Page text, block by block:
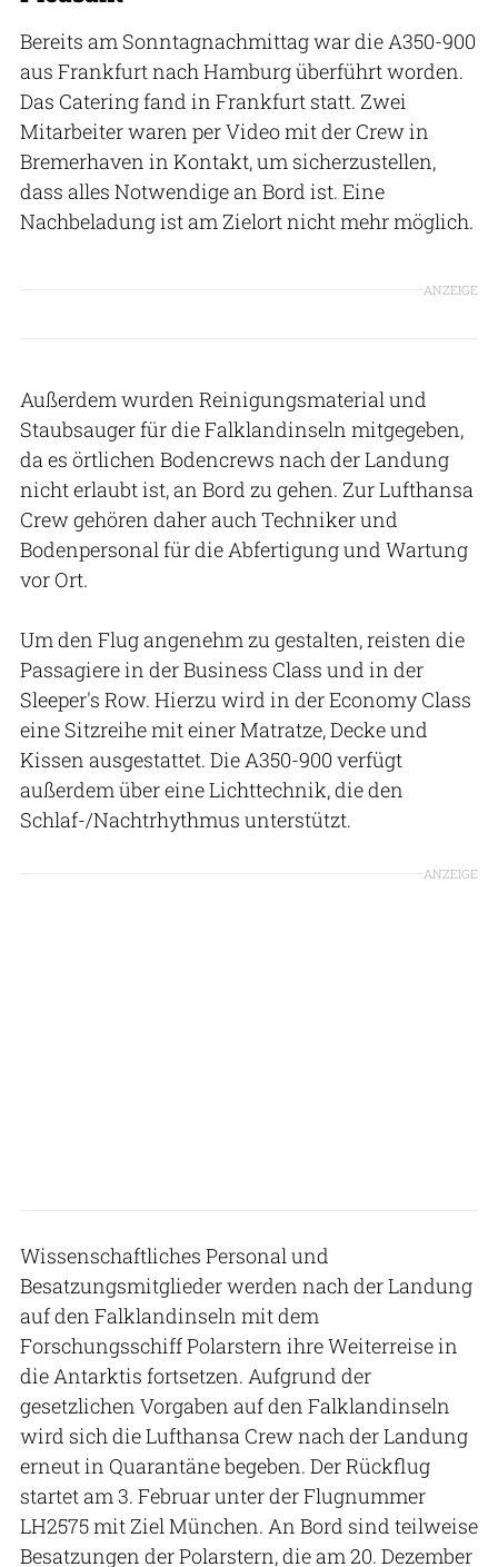
Bereits am Sonntagnachmittag war die A350-900
aus Frankfurt nach Hamburg überführt worden.
Das Catering fand in Frankfurt statt. Zwei
Mitarbeiter waren per Video mit der Crew in
Bremerhaven in Kontakt, um sicherzustellen,
dass alles Notwendige an Bord ist. Eine
Nachbeladung ist am Zielort nicht mehr möglich.
ANZEIGE
Außerdem wurden Reinigungsmaterial und
Staubsauger für die Falklandinseln mitgegeben,
da es örtlichen Bodencrews nach der Landung
nicht erlaubt ist, an Bord zu gehen. Zur Lufthansa
Crew gehören daher auch Techniker und
Bodenpersonal für die Abfertigung und Wartung
vor Ort.
Um den Flug angenehm zu gestalten, reisten die
Passagiere in der Business Class und in der
Sleeper's Row. Hierzu wird in der Economy Class
eine Sitzreihe mit einer Matratze, Decke und
Kissen ausgestattet. Die A350-900 verfügt
außerdem über eine Lichttechnik, die den
Schlaf-/Nachtrhythmus unterstützt.
ANZEIGE
Wissenschaftliches Personal und
Besatzungsmitglieder werden nach der Landung
auf den Falklandinseln mit dem
Forschungsschiff Polarstern ihre Weiterreise in
die Antarktis fortsetzen. Aufgrund der
gesetzlichen Vorgaben auf den Falklandinseln
wird sich die Lufthansa Crew nach der Landung
erneut in Quarantäne begeben. Der Rückflug
startet am 3. Februar unter der Flugnummer
LH2575 mit Ziel München. An Bord sind teilweise
Besatzungen der Polarstern, die am 20. Dezember